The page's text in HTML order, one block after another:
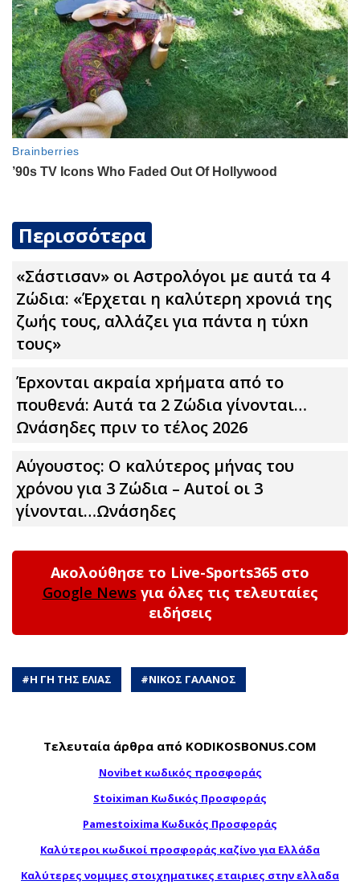
Περισσότερα
«Σάστισαν» οι Αστρολόγοι με αuτά τα 4
Zώδια: «Έρχεται η καλύτερη xpoνιά της
ζωής τους, αλλάζει για πάντα η τύxn
τους»
Έρxoνται ακpαία xpήματα από το
πουθενά: Αuτά τα 2 Zώδια γίνονται…
Ωνάσηδες πριν το τέλος 2026
Αύγουστος: Ο καλύτερος μήνας του
χρόνου για 3 Zώδια – Αuτοί οι 3
γίνονται…Ωνάσηδες
Ακολούθησε το Live-Sports365 στο
Google News για όλες τις τελευταίες
ειδήσεις
#Η ΓΗ ΤΗΣ ΕΛΙΑΣ #ΝΙΚΟΣ ΓΑΛΑΝΟΣ
Τελευταία άρθρα από KODIKOSBONUS.COM
Novibet κωδικός προσφοράς
Stoiximan Κωδικός Προσφοράς
Pamestoixima Κωδικός Προσφοράς
Καλύτεροι κωδικοί προσφοράς καζίνο για Ελλάδα
Καλύτερες νομιμες στοιχηματικες εταιριες στην ελλαδα